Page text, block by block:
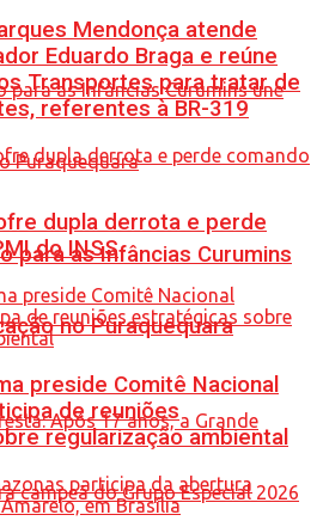
para as Infâncias Curumins
no Puraquequara
Mendonça atende
Eduardo Braga e reúne
Transportes para tratar de
referentes à BR-319
dupla derrota e perde
do INSS
preside Comitê Nacional
de reuniões
regularização ambiental